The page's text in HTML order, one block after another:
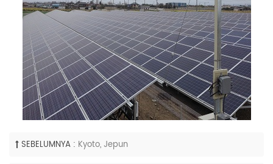
SEBELUMNYA : Kyoto, Jepun